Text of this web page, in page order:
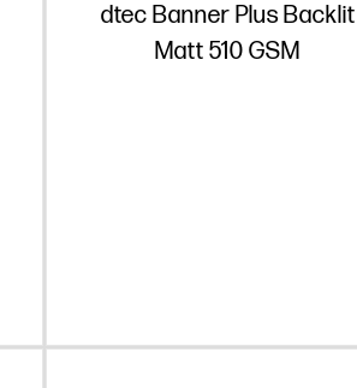
dtec Banner Plus Backlit
Matt 510 GSM